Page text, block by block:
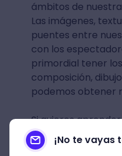
ámbitos de
Las imágenes,
puentes entre
con los
primordial tener
composición,
podemos obtener
Si quieres
sacarle el mayor
atajos y tips que te
¡No te vayas